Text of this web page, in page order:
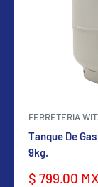
FERRETERÍA
Tanque De
9kg.
Precio
$ 799.00